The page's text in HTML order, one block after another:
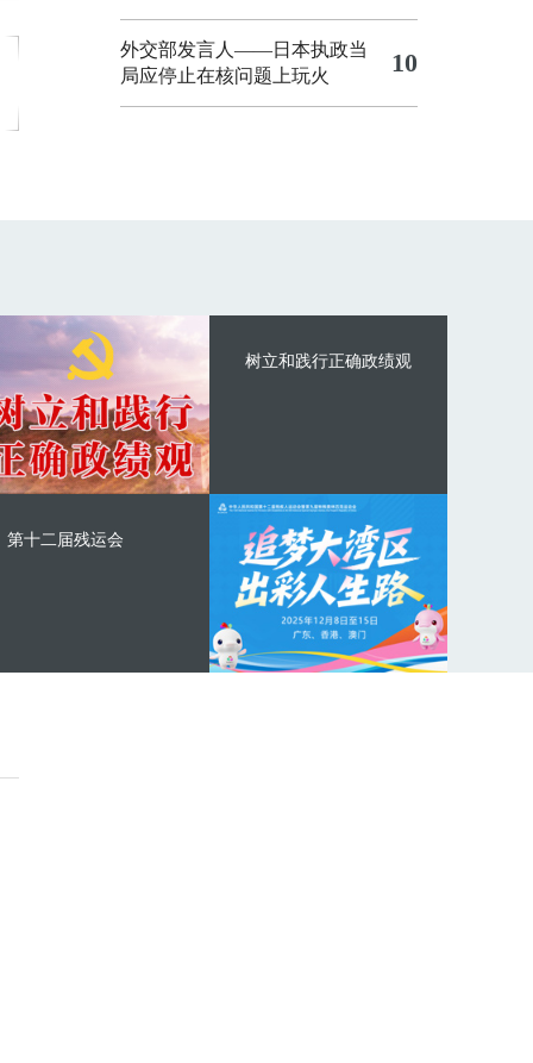
外交部发言人——日本执政当
局应停止在核问题上玩火
10
树立和践行正确政绩观
第十二届残运会